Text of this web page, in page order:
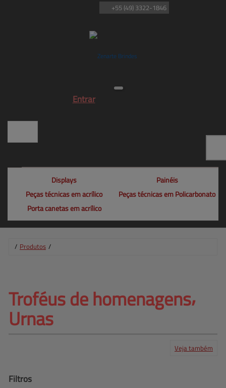
Entrar
+55 (49) 3322-1846
Displays
Painéis
Peças técnicas em acrílico
Peças técnicas em Policarbonato
Porta canetas em acrílico
/ Produtos /
Urnas
Veja também
Filtros